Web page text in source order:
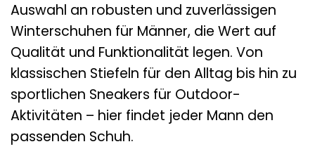
Auswahl an robusten und zuverlässigen
Winterschuhen für Männer, die Wert auf
Qualität und Funktionalität legen. Von
klassischen Stiefeln für den Alltag bis hin zu
sportlichen Sneakers für Outdoor-
Aktivitäten – hier findet jeder Mann den
passenden Schuh.